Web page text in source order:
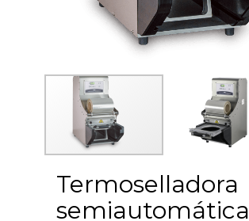
Termoselladora
semiautomática